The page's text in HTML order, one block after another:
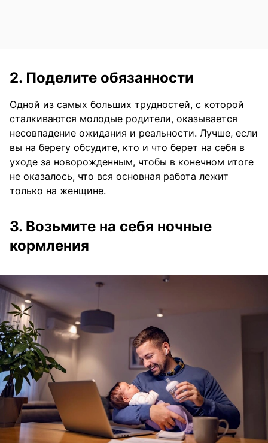
2. Поделите обязанности
Одной из самых больших трудностей, с которой
сталкиваются молодые родители, оказывается
несовпадение ожидания и реальности. Лучше, если
вы на берегу обсудите, кто и что берет на себя в
уходе за новорожденным, чтобы в конечном итоге
не оказалось, что вся основная работа лежит
только на женщине.
3. Возьмите на себя ночные
кормления